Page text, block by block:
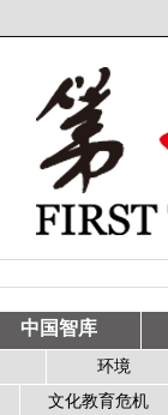
中国智库
环境
文化教育危机